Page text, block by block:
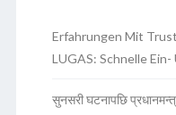
Erfahrungen Mit
LUGAS: Schnelle
सुनसरी घटनापछि